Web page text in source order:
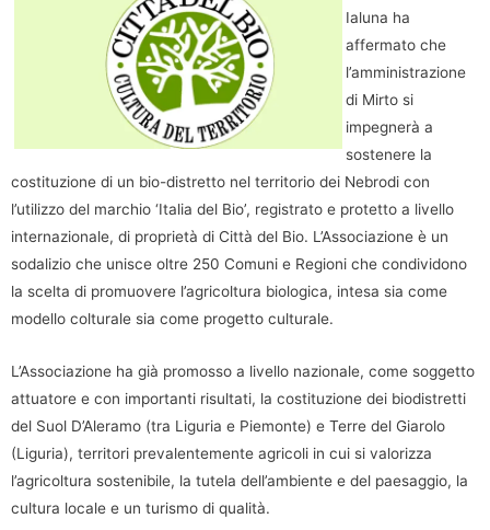
Ialuna ha
affermato che
l’amministrazione
di Mirto si
impegnerà a
sostenere la
costituzione di un bio-distretto nel territorio dei Nebrodi con
l’utilizzo del marchio ‘Italia del Bio’, registrato e protetto a livello
internazionale, di proprietà di Città del Bio. L’Associazione è un
sodalizio che unisce oltre 250 Comuni e Regioni che condividono
la scelta di promuovere l’agricoltura biologica, intesa sia come
modello colturale sia come progetto culturale.
L’Associazione ha già promosso a livello nazionale, come soggetto
attuatore e con importanti risultati, la costituzione dei biodistretti
del Suol D’Aleramo (tra Liguria e Piemonte) e Terre del Giarolo
(Liguria), territori prevalentemente agricoli in cui si valorizza
l’agricoltura sostenibile, la tutela dell’ambiente e del paesaggio, la
cultura locale e un turismo di qualità.